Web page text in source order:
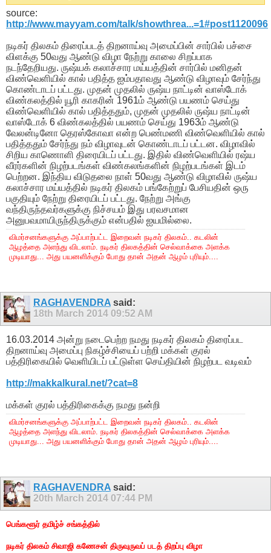
source:
http://www.mayyam.com/talk/showthrea...=1#post1120096
நடிகர் திலகம் திரைப்படத் திறனாய்வு அமைப்பின் சார்பில் பச்சை
விளக்கு 50வது ஆண்டு விழா நேற்று காலை சிறப்பாக
நடந்தேறியது. ருஷ்யக் கலாச்சார மய்யத்தின் சார்பில் மனிதன்
விண்வெளியில் கால் பதித்த ஐம்பதாவது ஆண்டு விழாவும் சேர்ந்து
கொண்டாடப் பட்டது. முதன் முதலில் ருஷ்ய நாட்டின் வாஸ்டோக்
விண்கலத்தில் யூரி காகரின் 1961ம் ஆண்டு பயணம் செய்து
விண்வெளியில் கால் பதித்ததும், முதன் முதலில் ருஷ்ய நாட்டின்
வாஸ்டோக் 6 விண்கலத்தில் பயணம் செய்து 1963ம் ஆண்டு
வேலன்டினோ தெரஸ்கோவா என்ற பெண்மணி விண்வெளியில் கால்
பதித்ததும் சேர்ந்து நம் விழாவுடன் கொண்டாடப் பட்டன. விழாவில்
சிறிய காணொளி திரையிடப் பட்டது. இதில் விண்வெளியில் ரஷ்ய
வீரர்களின் நிழற்படங்கள் விண்கலங்களின் நிழற்படங்கள் இடம்
பெற்றன. இந்திய விடுதலை நாள் 50வது ஆண்டு விழாவில் ருஷ்ய
கலாச்சார மய்யத்தில் நடிகர் திலகம் பங்கேற்றுப் பேசியதின் ஒரு
பகுதியும் நேற்று திரையிடப் பட்டது. நேற்று அங்கு
வந்திருந்தவர்களுக்கு நிச்சயம் இது பரவசமான
அனுபவமாயிருந்திருக்கும் என்பதில் ஐயமில்லை.
விமர்சனங்களுக்கு அப்பாற்பட்ட இறைவன் நடிகர் திலகம்.. கடலின்
ஆழத்தை அளந்து விடலாம். நடிகர் திலகத்தின் செல்வாக்கை அளக்க
முடியாது... அது பயனளிக்கும் போது தான் அதன் ஆழம் புரியும்....
RAGHAVENDRA said:
18th March 2014 09:52 AM
16.03.2014 அன்று நடைபெற்ற நமது நடிகர் திலகம் திரைப்பட
திறனாய்வு அமைப்பு நிகழ்ச்சியைப் பற்றி மக்கள் குரல்
பத்திரிகையில் வெளியிடப் பட்டுள்ள செய்தியின் நிழற்பட வடிவம்
http://makkalkural.net/?cat=8
மக்கள் குரல் பத்திரிகைக்கு நமது நன்றி
விமர்சனங்களுக்கு அப்பாற்பட்ட இறைவன் நடிகர் திலகம்.. கடலின்
ஆழத்தை அளந்து விடலாம். நடிகர் திலகத்தின் செல்வாக்கை அளக்க
முடியாது... அது பயனளிக்கும் போது தான் அதன் ஆழம் புரியும்....
RAGHAVENDRA said:
20th March 2014 07:44 PM
பெங்களூர் தமிழ்ச் சங்கத்தில்
நடிகர் திலகம் சிவாஜி கணேசன் திருவுருவப் படத் திறப்பு விழா